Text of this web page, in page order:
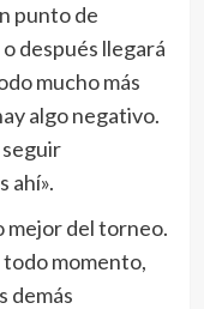
punto de
después llegará
mucho más
algo negativo.
ahí».
mejor del torneo.
todo momento,
demás